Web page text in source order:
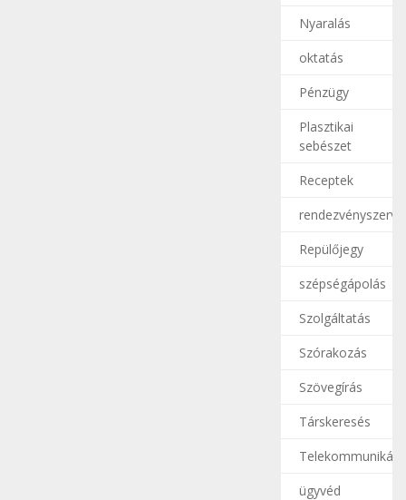
Nyaralás
oktatás
Pénzügy
Plasztikai
sebészet
Receptek
Repülőjegy
szépségápolás
Szolgáltatás
Szórakozás
Szövegírás
Társkeresés
ügyvéd